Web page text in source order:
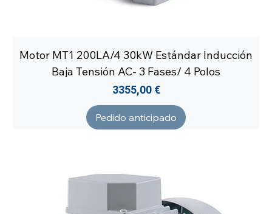
Motor MT1 200LA/4 30kW Estándar Inducción
Baja Tensión AC- 3 Fases/ 4 Polos
Precio
3355,00 €
Pedido anticipado